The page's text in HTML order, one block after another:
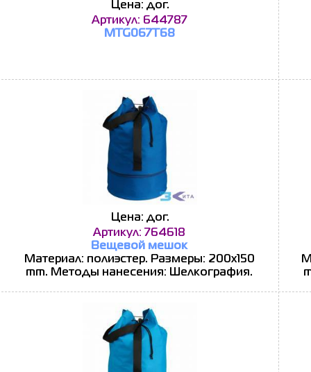
Цена: дог.
Артикул: 644787
MTG067T68
Цена: дог.
Артикул: 764618
Вещевой мешок
Материал: полиэстер. Размеры: 200x150
mm. Методы нанесения: Шелкография.